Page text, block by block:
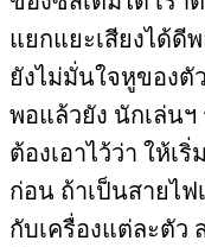
แยกแยะเสียงได้ดี
ยังไม่มั่นใจหูของตั
พอแล้วยัง นักเล่น
ต้องเอาไว้ว่า ให้เ
ก่อน ถ้าเป็นสายไ
กับเครื่องแต่ละตั